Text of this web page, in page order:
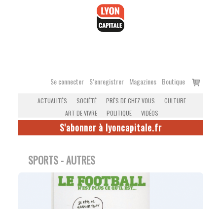
Se connecter S’enregistrer Magazines Boutique
Voir
ACTUALITÉS SOCIÉTÉ PRÈS DE CHEZ VOUS
CULTURE
ART DE VIVRE
POLITIQUE VIDÉOS
S'abonner à lyoncapitale.fr
SPORTS - AUTRES